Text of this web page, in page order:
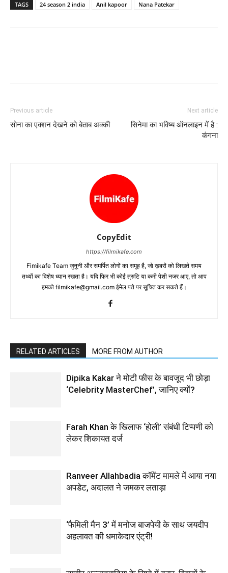
TAGS 24 season 2 india Anil kapoor Nana Patekar
Previous article
सोना का एक्‍शन देखने को बेताब अक्‍की
Next article
सिनेमा का भविष्‍य ऑनलाइन में है :
कंगना
CopyEdit
https://filmikafe.com
Fimikafe Team जुनूनी और समर्पित लोगों का समूह है, जो ख़बरों को लिखते समय
तथ्‍यों का विशेष ध्‍यान रखता है। यदि फिर भी कोई त्रुटि या कमी पेशी नजर आए, तो आप
हमको filmikafe@gmail.com ईमेल पते पर सूचित कर सकते हैं।
RELATED ARTICLES MORE FROM AUTHOR
Dipika Kakar ने मोटी फीस के बावजूद भी छोड़ा
‘Celebrity MasterChef’, जानिए क्यों?
Farah Khan के खिलाफ ‘होली’ संबंधी टिप्पणी को
लेकर शिकायत दर्ज
Ranveer Allahbadia कॉमेंट मामले में आया नया
अपडेट, अदालत ने जमकर लताड़ा
‘फैमिली मैन 3’ में मनोज बाजपेयी के साथ जयदीप
अहलावत की धमाकेदार एंट्री!